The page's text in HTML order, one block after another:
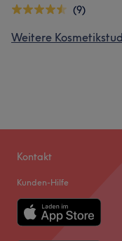
(9)
Weitere
Kontakt
Kunden-Hilfe